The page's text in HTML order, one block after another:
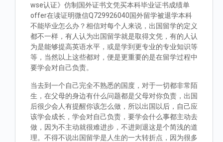
wse认证》仿制国外证书文凭买本科毕业证书成绩单
offer在读证明微信Q729926040国外留学被退学本科
不能毕业怎么办？相信对每个人来说，出国留学的定义
都不一样，有人认为出国留学就是取得文凭，有的人认
为是能够提高英语水平，或是学到更专业的专业知识等
等，当然以上这些都对，便是更重要的是在留学过程中
要学会对自己负责。
当去到一个自己完全不熟悉的国度，对于一切都非常陌
生，在父母的身边有什么问题都是父母对你负责，出国
后很少会人有提醒你该怎么做，所以出国以后，自己应
该学会成长，学会对自己负责，要学会什么事都主动去
做，因为不主动就很难进步，不进则退这是个简浅的道
理。不得不说出国留学是人生的一大转折点，因为很多